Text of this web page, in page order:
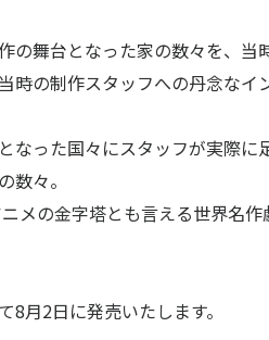
都中央区銀座7丁目13番20号 銀座THビ
の舞台となった家の数々を、
時の制作スタッフへの丹念な
なった国々にスタッフが実際
数々。
メの金字塔とも言える世界名
8月2日に発売いたします。